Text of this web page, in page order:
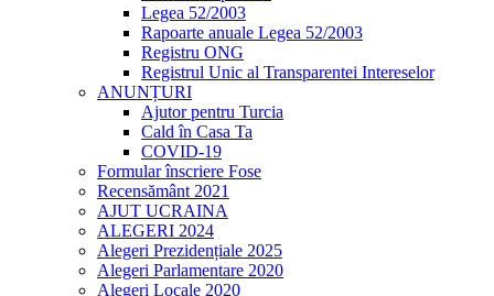
Legea 52/2003
Rapoarte anuale Legea 52/2003
Registru ONG
Registrul Unic al Transparentei Intereselor
ANUNȚURI
Ajutor pentru Turcia
Cald în Casa Ta
COVID-19
Formular înscriere Fose
Recensământ 2021
AJUT UCRAINA
ALEGERI 2024
Alegeri Prezidențiale 2025
Alegeri Parlamentare 2020
Alegeri Locale 2020